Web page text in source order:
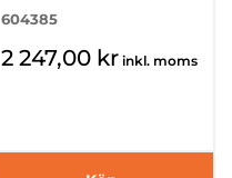
COMBINO 65 2500MM
604385
2 247,00 kr inkl. moms